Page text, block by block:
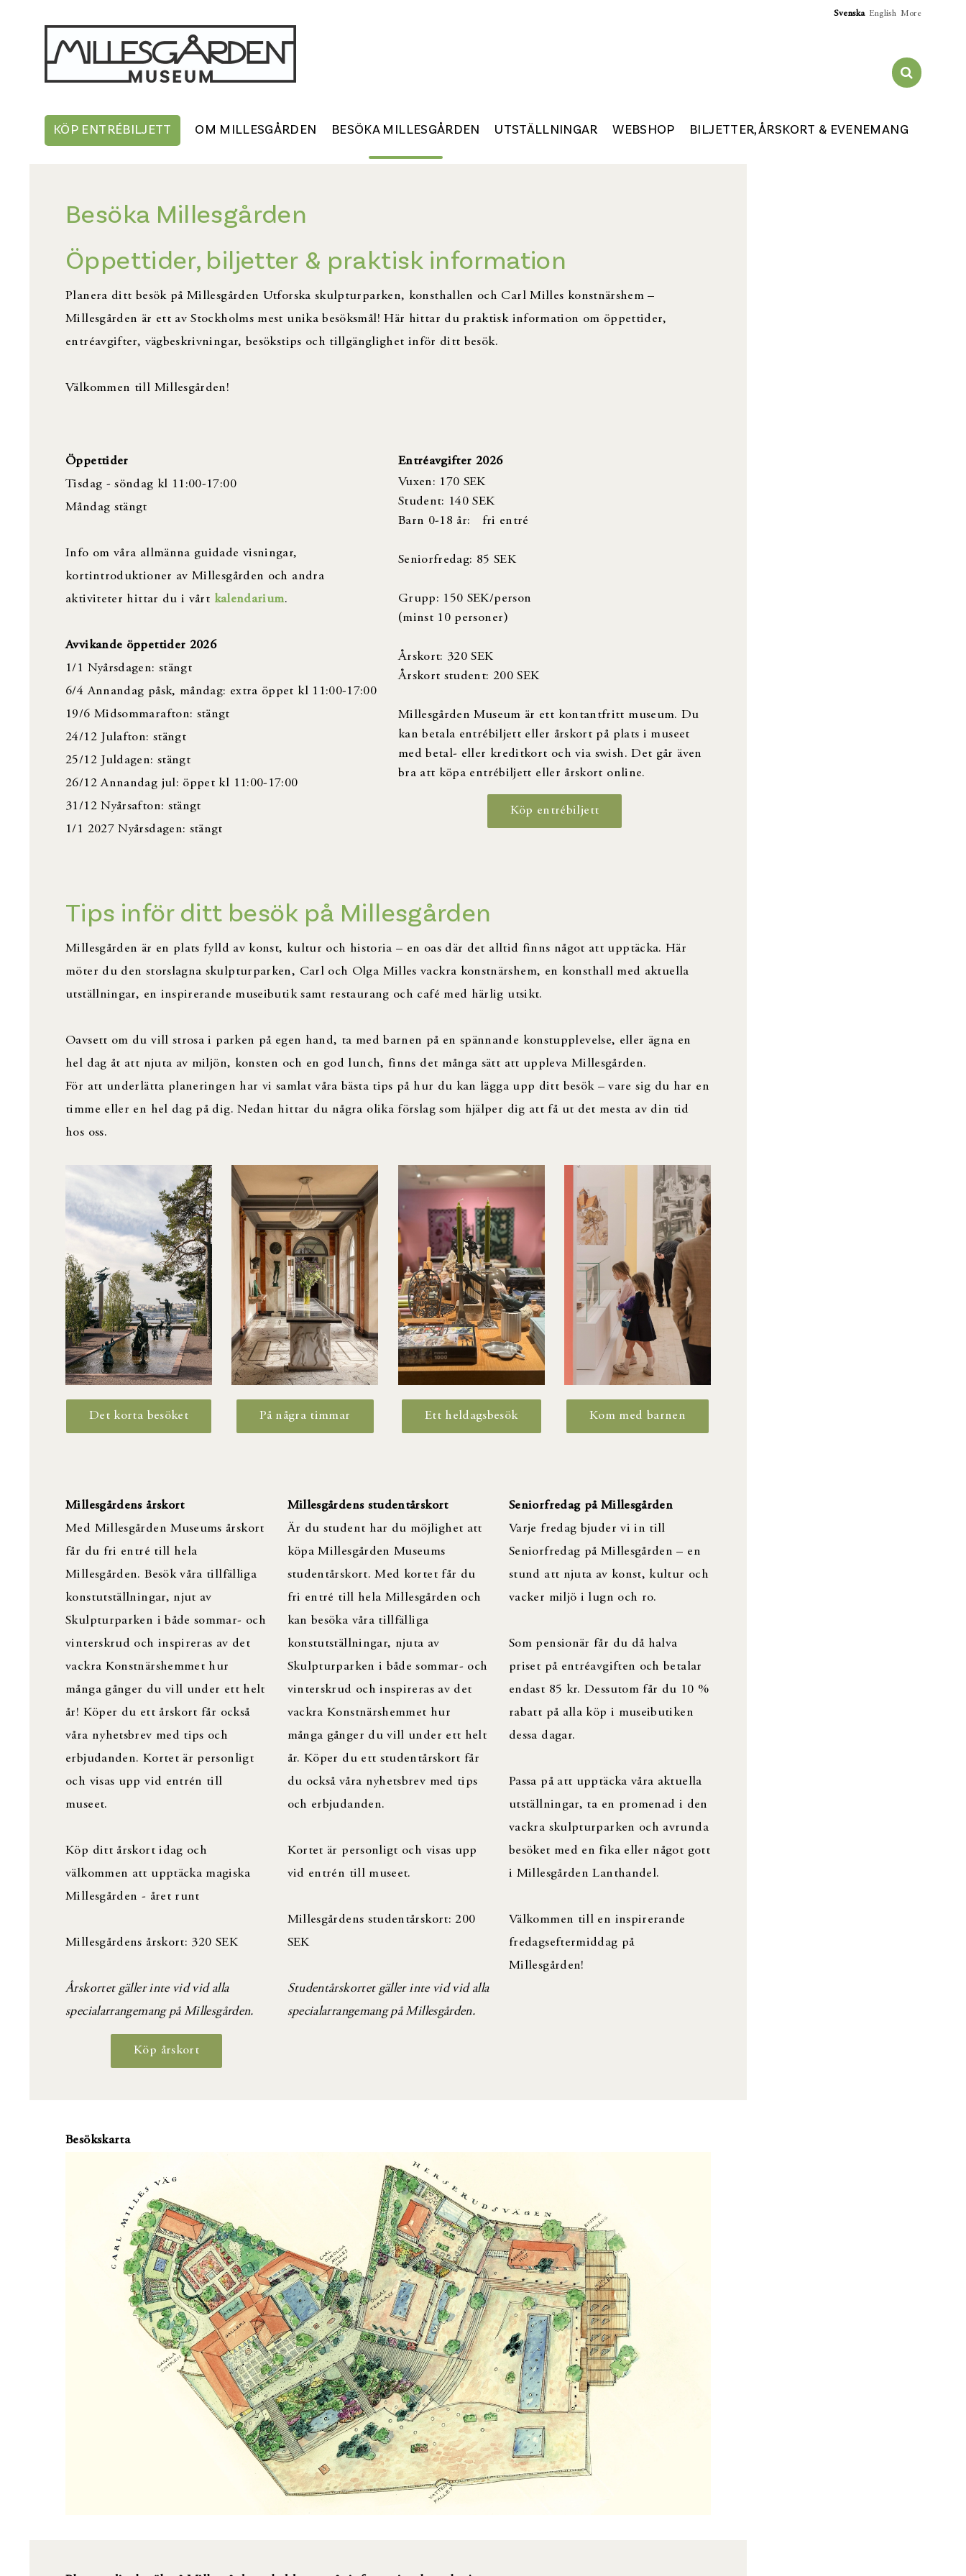
KÖP ENTRÉBILJETT OM MILLESGÅRDEN BESÖKA MILLESGÅRDEN UTSTÄLLNINGAR WEBSHOP BILJETTER, ÅRSKORT & EVENEMANG
Svenska English More
Besöka Millesgården
Öppettider, biljetter & praktisk information
Planera ditt besök på Millesgården Utforska skulpturparken, konsthallen och Carl Milles konstnärshem –
Millesgården är ett av Stockholms mest unika besöksmål! Här hittar du praktisk information om öppettider,
entréavgifter, vägbeskrivningar, besökstips och tillgänglighet inför ditt besök.
Välkommen till Millesgården!
Öppettider
Tisdag - söndag kl 11:00-17:00
Måndag stängt
Info om våra allmänna guidade visningar,
kortintroduktioner av Millesgården och andra
aktiviteter hittar du i vårt kalendarium.
Avvikande öppettider 2026
1/1 Nyårsdagen: stängt
6/4 Annandag påsk, måndag: extra öppet kl 11:00-17:00
19/6 Midsommarafton: stängt
24/12 Julafton: stängt
25/12 Juldagen: stängt
26/12 Annandag jul: öppet kl 11:00-17:00
31/12 Nyårsafton: stängt
1/1 2027 Nyårsdagen: stängt
Entréavgifter 2026
Vuxen: 170 SEK
Student: 140 SEK
Barn 0-18 år: fri entré
Seniorfredag: 85 SEK
Grupp: 150 SEK/person
(minst 10 personer)
Årskort: 320 SEK
Årskort student: 200 SEK
Millesgården Museum är ett kontantfritt museum. Du
kan betala entrébiljett eller årskort på plats i museet
med betal- eller kreditkort och via swish. Det går även
bra att köpa entrébiljett eller årskort online.
Köp entrébiljett
Tips inför ditt besök på Millesgården
Millesgården är en plats fylld av konst, kultur och historia – en oas där det alltid finns något att upptäcka. Här
möter du den storslagna skulpturparken, Carl och Olga Milles vackra konstnärshem, en konsthall med aktuella
utställningar, en inspirerande museibutik samt restaurang och café med härlig utsikt.
Oavsett om du vill strosa i parken på egen hand, ta med barnen på en spännande konstupplevelse, eller ägna en
hel dag åt att njuta av miljön, konsten och en god lunch, finns det många sätt att uppleva Millesgården.
För att underlätta planeringen har vi samlat våra bästa tips på hur du kan lägga upp ditt besök – vare sig du har en
timme eller en hel dag på dig. Nedan hittar du några olika förslag som hjälper dig att få ut det mesta av din tid
hos oss.
Det korta besöket På några timmar Ett heldagsbesök Kom med barnen
Millesgårdens årskort
Med Millesgården Museums årskort
får du fri entré till hela
Millesgården. Besök våra tillfälliga
konstutställningar, njut av
Skulpturparken i både sommar- och
vinterskrud och inspireras av det
vackra Konstnärshemmet hur
många gånger du vill under ett helt
år! Köper du ett årskort får också
våra nyhetsbrev med tips och
erbjudanden. Kortet är personligt
och visas upp vid entrén till
museet.
Köp ditt årskort idag och
välkommen att upptäcka magiska
Millesgården - året runt
Millesgårdens årskort: 320 SEK
Årskortet gäller inte vid vid alla
specialarrangemang på Millesgården.
Köp årskort
Millesgårdens studentårskort
Är du student har du möjlighet att
köpa Millesgården Museums
studentårskort. Med kortet får du
fri entré till hela Millesgården och
kan besöka våra tillfälliga
konstutställningar, njuta av
Skulpturparken i både sommar- och
vinterskrud och inspireras av det
vackra Konstnärshemmet hur
många gånger du vill under ett helt
år. Köper du ett studentårskort får
du också våra nyhetsbrev med tips
och erbjudanden.
Kortet är personligt och visas upp
vid entrén till museet.
Millesgårdens studentårskort: 200
SEK
Studentårskortet gäller inte vid vid alla
specialarrangemang på Millesgården.
Seniorfredag på Millesgården
Varje fredag bjuder vi in till
Seniorfredag på Millesgården – en
stund att njuta av konst, kultur och
vacker miljö i lugn och ro.
Som pensionär får du då halva
priset på entréavgiften och betalar
endast 85 kr. Dessutom får du 10 %
rabatt på alla köp i museibutiken
dessa dagar.
Passa på att upptäcka våra aktuella
utställningar, ta en promenad i den
vackra skulpturparken och avrunda
besöket med en fika eller något gott
i Millesgården Lanthandel.
Välkommen till en inspirerande
fredagseftermiddag på
Millesgården!
Besökskarta